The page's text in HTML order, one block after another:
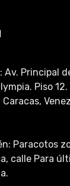
Av. Principal
Piso
Caracas,
Paracotos
calle Para